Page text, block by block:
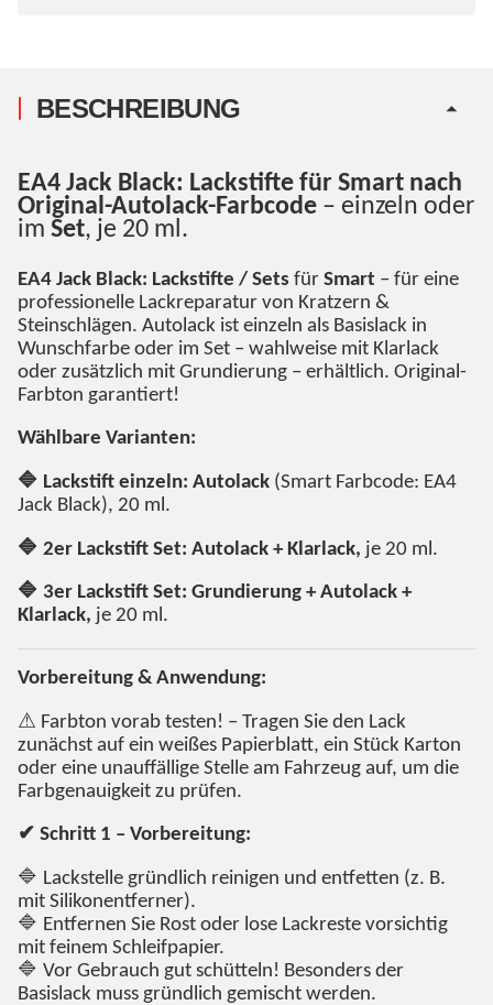
BESCHREIBUNG
EA4 Jack Black: Lackstifte für Smart nach
Original-Autolack-Farbcode – einzeln oder
im Set, je 20 ml.
EA4 Jack Black: Lackstifte / Sets für Smart – für eine
professionelle Lackreparatur von Kratzern &
Steinschlägen. Autolack ist einzeln als Basislack in
Wunschfarbe oder im Set – wahlweise mit Klarlack
oder zusätzlich mit Grundierung – erhältlich. Original-
Farbton garantiert!
Wählbare Varianten:
🔷 Lackstift einzeln: Autolack (Smart Farbcode: EA4
Jack Black), 20 ml.
🔷 2er Lackstift Set: Autolack + Klarlack, je 20 ml.
🔷 3er Lackstift Set: Grundierung + Autolack +
Klarlack, je 20 ml.
Vorbereitung & Anwendung:
⚠ Farbton vorab testen! – Tragen Sie den Lack
zunächst auf ein weißes Papierblatt, ein Stück Karton
oder eine unauffällige Stelle am Fahrzeug auf, um die
Farbgenauigkeit zu prüfen.
✔ Schritt 1 – Vorbereitung:
🔷 Lackstelle gründlich reinigen und entfetten (z. B.
mit Silikonentferner).
🔷 Entfernen Sie Rost oder lose Lackreste vorsichtig
mit feinem Schleifpapier.
🔷 Vor Gebrauch gut schütteln! Besonders der
Basislack muss gründlich gemischt werden.